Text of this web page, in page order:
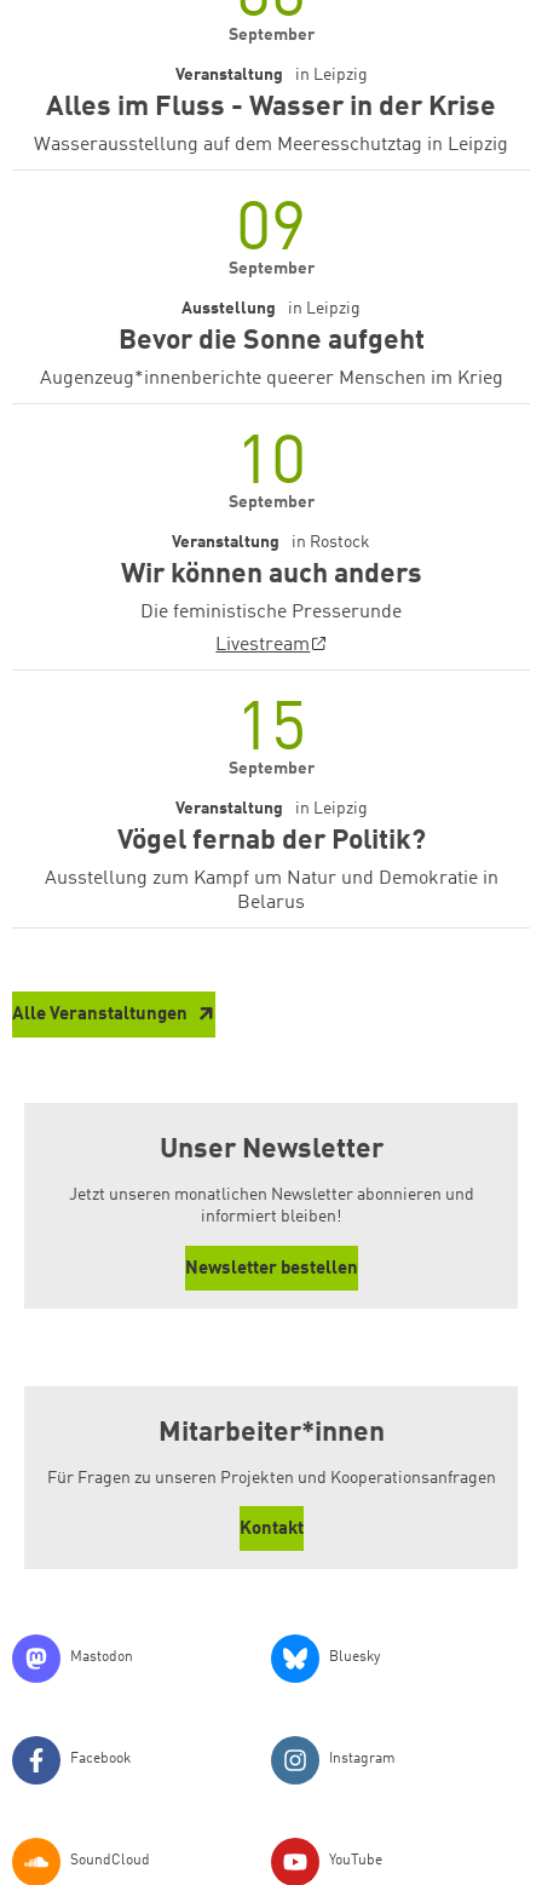
September
Alles im Fluss - Wasser in der Krise
Veranstaltung in Leipzig
Wasserausstellung auf dem Meeresschutztag in Leipzig
09
September
Bevor die Sonne aufgeht
Ausstellung in Leipzig
Augenzeug*innenberichte queerer Menschen im Krieg
10
September
Wir können auch anders
Veranstaltung in Rostock
Die feministische Presserunde
Livestream
15
September
Vögel fernab der Politik?
Veranstaltung in Leipzig
Ausstellung zum Kampf um Natur und Demokratie in
Belarus
Alle Veranstaltungen
Unser Newsletter
Jetzt unseren monatlichen Newsletter abonnieren und
informiert bleiben!
Newsletter bestellen
Mitarbeiter*innen
Für Fragen zu unseren Projekten und Kooperationsanfragen
Kontakt
Mastodon Bluesky
Facebook Instagram
SoundCloud YouTube
Zum Warenkorb